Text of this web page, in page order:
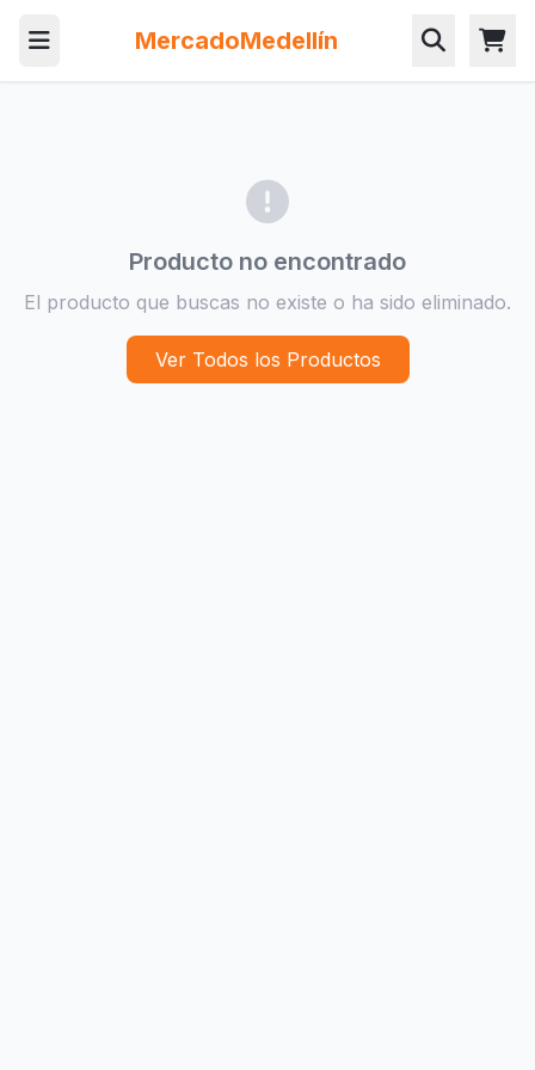
MercadoMedellín
Producto no encontrado
El producto que buscas no existe o ha sido eliminado.
Ver Todos los Productos